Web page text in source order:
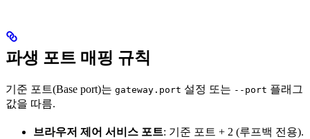
파생 포트 매핑 규칙
기준 포트(Base port)는 gateway.port 설정 또는 --port 플래그
값을 따름.
브라우저 제어 서비스 포트: 기준 포트 + 2 (루프백 전용).